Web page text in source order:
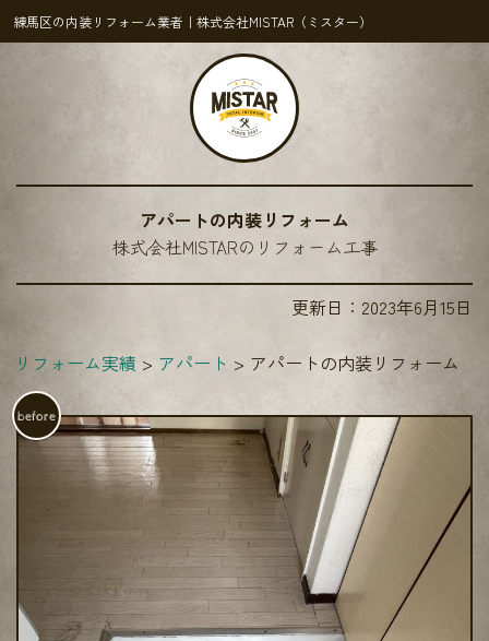
練馬区の内装リフォーム業者｜株式会社MISTAR（ミスター）
アパートの内装リフォーム
株式会社MISTARのリフォーム工事
更新日： 2023年6月15日
リフォーム実績 アパート アパートの内装リフォーム
before